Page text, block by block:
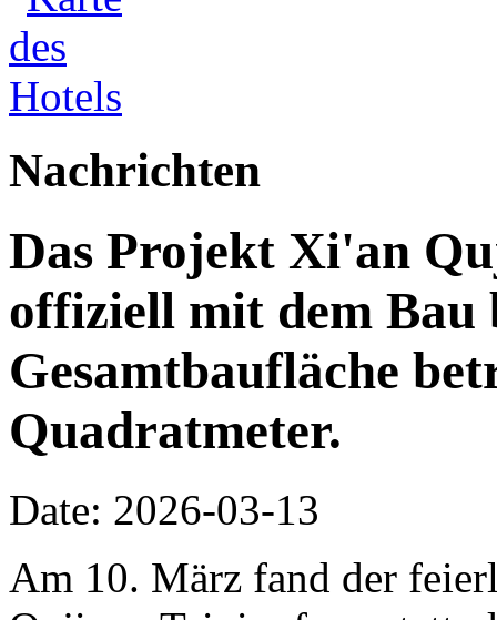
Nachrichten
Das Projekt Xi'an
offiziell mit dem Bau
Gesamtbaufläche
Quadratmeter.
Date: 2026-03-13
Am 10. März fand der